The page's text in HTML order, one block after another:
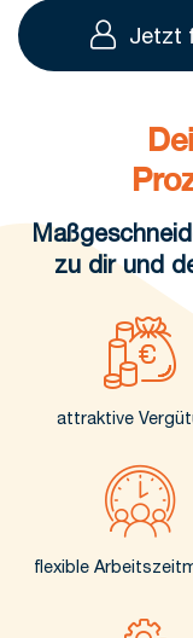
Jetzt
zu dir und
attraktive
flexible